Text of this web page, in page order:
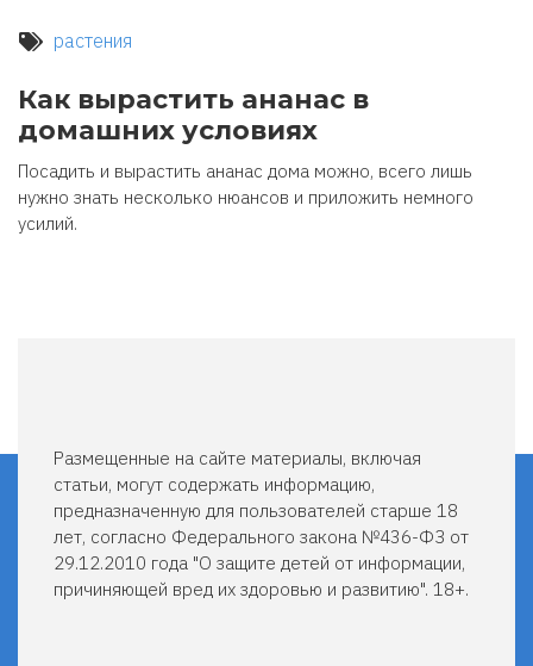
растения
Как вырастить ананас в
домашних условиях
Посадить и вырастить ананас дома можно, всего лишь
нужно знать несколько нюансов и приложить немного
усилий.
Размещенные на сайте материалы, включая
статьи, могут содержать информацию,
предназначенную для пользователей старше 18
лет, согласно Федерального закона №436-ФЗ от
29.12.2010 года "О защите детей от информации,
причиняющей вред их здоровью и развитию". 18+.